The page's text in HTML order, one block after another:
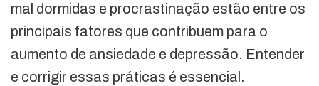
mal dormidas e procrastinação estão entre os
principais fatores que contribuem para o
aumento de ansiedade e depressão. Entender
e corrigir essas práticas é essencial.